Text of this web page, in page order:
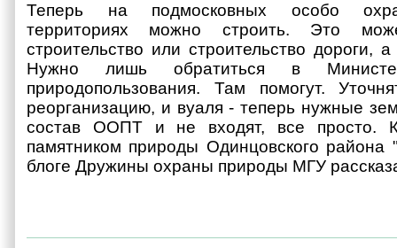
Теперь на подмосковных особо
территориях можно строить. Это
строительство или строительство дороги,
Нужно лишь обратиться в
природопользования. Там помогут.
реорганизацию, и вуаля - теперь нужные
состав ООПТ и не входят, все просто.
памятником природы Одинцовского района
блоге Дружины охраны природы МГУ